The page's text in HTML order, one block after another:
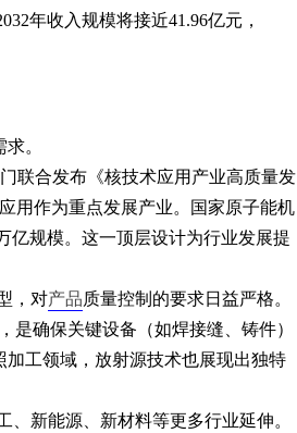
年收入规模将接近41.96亿元，
。
联合发布《核技术应用产业高质量发
用作为重点发展产业。国家原子能机
亿规模。这一顶层设计为行业发展提
，对产品质量控制的要求日益严格。
确保关键设备（如焊接缝、铸件）
工领域，放射源技术也展现出独特
新能源、新材料等更多行业延伸。